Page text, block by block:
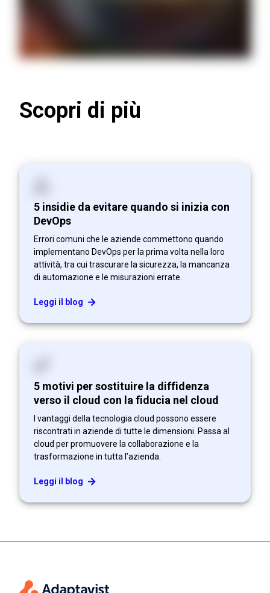
Scopri di più
5 insidie da evitare quando si inizia con
DevOps
Errori comuni che le aziende commettono quando
implementano DevOps per la prima volta nella loro
attività, tra cui trascurare la sicurezza, la mancanza
di automazione e le misurazioni errate.
Leggi il blog
5 motivi per sostituire la diffidenza
verso il cloud con la fiducia nel cloud
I vantaggi della tecnologia cloud possono essere
riscontrati in aziende di tutte le dimensioni. Passa al
cloud per promuovere la collaborazione e la
trasformazione in tutta l’azienda.
Leggi il blog